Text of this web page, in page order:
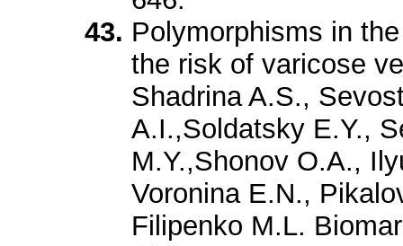
Polymorphisms in
the risk of varicose
Shadrina A.S.,
A.I.,Soldatsky E.Y.,
M.Y.,Shonov O.A.,
Voronina E.N.,
Filipenko M.L.